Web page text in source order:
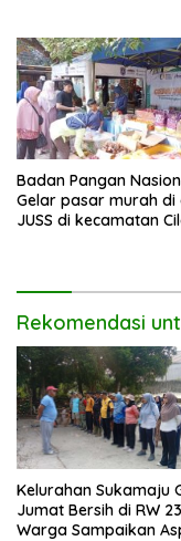
Badan Pangan
Gelar pasar murah di
JUSS di kecamatan
Rekomendasi
Kelurahan Sukamaju
Jumat Bersih di RW
Warga Sampaikan